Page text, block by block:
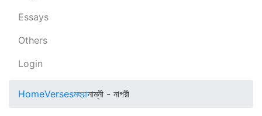
Essays
Others
Login
HomeVersesমহুয়ানাম্নী - নাগরী